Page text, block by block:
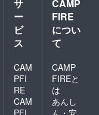
サ
ー
ビ
ス
CAM
PFI
RE
CAM
CAMP
FIRE
につい
て
CAMP
FIREと
は
あんし